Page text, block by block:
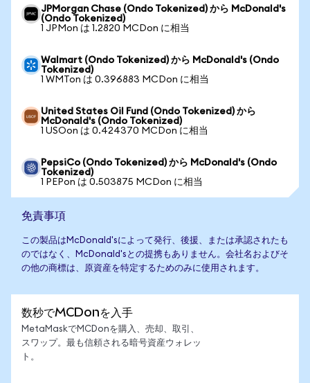
JPMorgan Chase (Ondo Tokenized) から McDonald's
(Ondo Tokenized)
1 JPMon は 1.2820 MCDon に相当
Walmart (Ondo Tokenized) から McDonald's (Ondo
Tokenized)
1 WMTon は 0.396883 MCDon に相当
United States Oil Fund (Ondo Tokenized) から
McDonald's (Ondo Tokenized)
1 USOon は 0.424370 MCDon に相当
PepsiCo (Ondo Tokenized) から McDonald's (Ondo
Tokenized)
1 PEPon は 0.503875 MCDon に相当
免責事項
この製品はMcDonald'sによって発行、後援、または承認されたも
のではなく、McDonald'sとの提携もありません。会社名およびそ
の他の商標は、原資産を特定するためのみに使用されます。
数秒でMCDonを入手
MetaMaskでMCDonを購入、売却、取引、
スワップ。最も信頼される暗号資産ウォレッ
ト。